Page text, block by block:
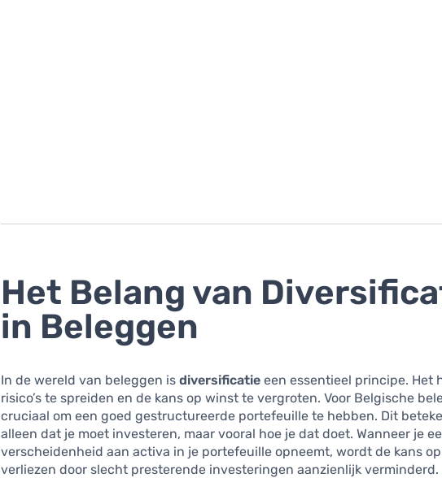
Het Belang van
in Beleggen
In de wereld van beleggen isdiversificatie een essentieel principe. Het
risico’s te spreiden en de kans op winst te vergroten. Voor Belgische
cruciaal om een goed gestructureerde portefeuille te hebben. Dit
alleen dat je moet investeren, maar vooral hoe je dat doet. Wanneer je
verscheidenheid aan activa in je portefeuille opneemt, wordt de kans
verliezen door slecht presterende investeringen aanzienlijk verminderd.